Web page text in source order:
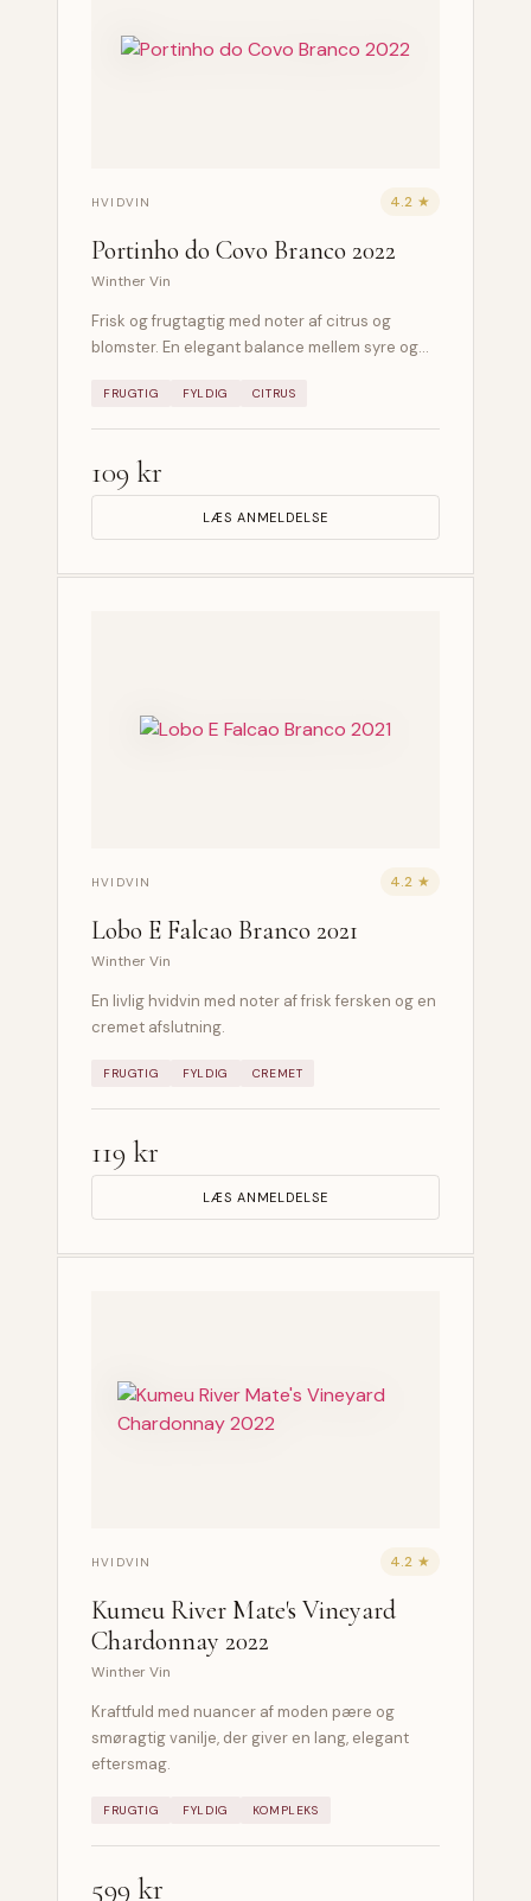
HVIDVIN 4.2 ★
Portinho do Covo Branco 2022
Winther Vin
Frisk og frugtagtig med noter af citrus og
blomster. En elegant balance mellem syre og…
FRUGTIG FYLDIG CITRUS
109 kr
LÆS ANMELDELSE
HVIDVIN 4.2 ★
Lobo E Falcao Branco 2021
Winther Vin
En livlig hvidvin med noter af frisk fersken og en
cremet afslutning.
FRUGTIG FYLDIG CREMET
119 kr
LÆS ANMELDELSE
HVIDVIN 4.2 ★
Kumeu River Mate's Vineyard
Chardonnay 2022
Winther Vin
Kraftfuld med nuancer af moden pære og
smøragtig vanilje, der giver en lang, elegant
eftersmag.
FRUGTIG FYLDIG KOMPLEKS
599 kr